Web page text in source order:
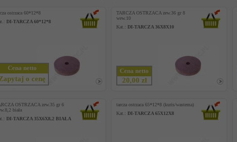
ostrzaca 60*12*8
DI-TARCZA 60*12*8
Cena netto
o cenę
TARCZA OSTRZACA zew.36 gr 8
wew.10
Kat.: DI-TARCZA 36X8X10
Cena netto
20,00 zł
OSTRZACA zew.35 gr 6
biała
DI-TARCZA 35X6X8,2 BIAŁA
tarcza ostrzaca 65*12*8 (kuris/wastema)
Kat.: DI-TARCZA 65X12X8